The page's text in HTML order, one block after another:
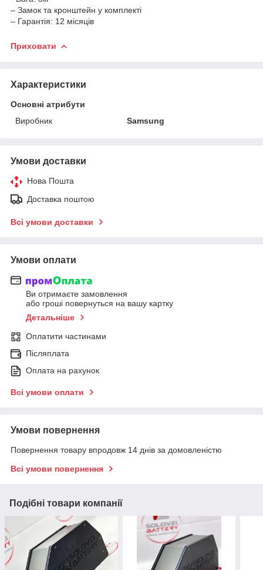
– Замок та кронштейн у комплекті
– Гарантія: 12 місяців
Приховати
Характеристики
Основні атрибути
Виробник
Samsung
Умови доставки
Нова Пошта
Доставка поштою
Всі умови доставки
Умови оплати
Ви отримаєте замовлення
або гроші повернуться на вашу картку
Детальніше
Оплатити частинами
Післяплата
Оплата на рахунок
Всі умови оплати
Умови повернення
Повернення товару впродовж 14 днів за домовленістю
Всі умови повернення
Подібні товари компанії